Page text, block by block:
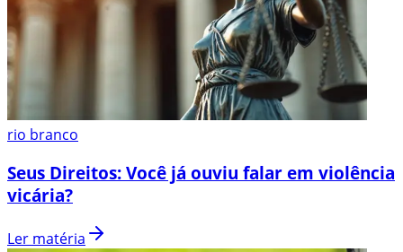
rio branco
Seus Direitos: Você já ouviu falar em violência
vicária?
Ler matéria